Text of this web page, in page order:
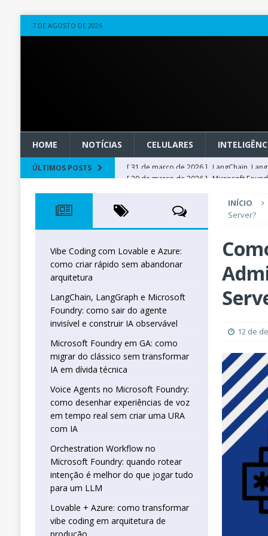
7 DE AGOSTO DE 2026
HOME NOTÍCIAS CELULARES
ÚLTIMOS POSTS [ 20 de março de 2026 ] Microsoft
[ 27 de fevereiro de 2026 ]
Voice
real sem criar uma URA com IA
[ 16 de janeiro de 2026 ]
Orchestration
que jogar tudo para um LLM
Vibe Coding
INTELIGÊNCIA ARTIFICIAL
[ 31 de março de 2026 ]
LangChain,
INÍCIO
Server?
12 de
Vibe Coding com Lovable e Azure:
como criar rápido sem abandonar
arquitetura
LangChain, LangGraph e Microsoft
Foundry: como sair do agente
invisível e construir IA observável
Microsoft Foundry em GA: como
migrar do clássico sem transformar
IA em dívida técnica
Voice Agents no Microsoft Foundry:
como desenhar experiências de voz
em tempo real sem criar uma URA
com IA
Orchestration Workflow no
Microsoft Foundry: quando rotear
intenção é melhor do que jogar tudo
para um LLM
Lovable + Azure: como transformar
vibe coding em arquitetura de